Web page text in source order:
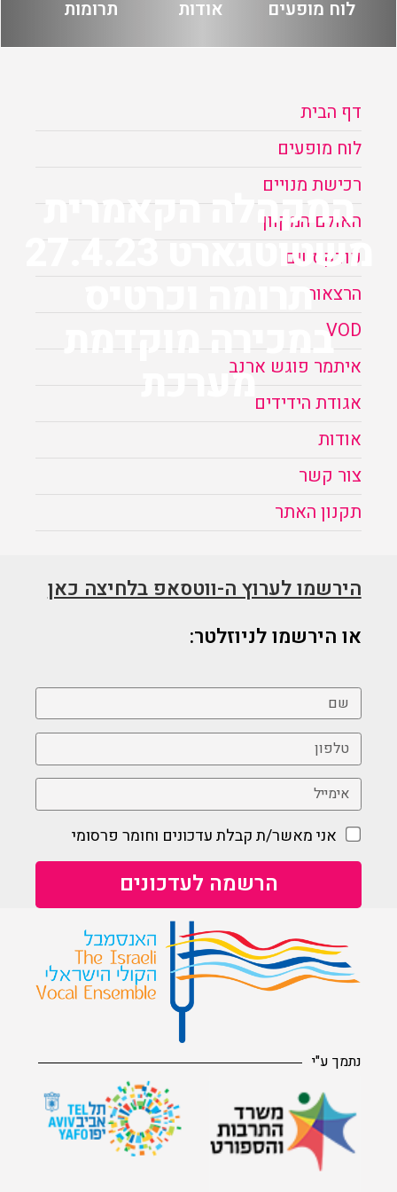
המקהלה הקאמרית
משטוטגארט 27.4.23
תרומה וכרטיס
במכירה מוקדמת
מערכת
לוח מופעים אודות תרומות
דף הבית
לוח מופעים
רכישת מנויים
האולם המקוון
פודקסטים
הרצאות
VOD
איתמר פוגש ארנב
אגודת הידידים
אודות
צור קשר
תקנון האתר
הירשמו לערוץ ה-ווטסאפ בלחיצה כאן
או הירשמו לניוזלטר:
אני מאשר/ת קבלת עדכונים וחומר פרסומי
נתמך ע"י